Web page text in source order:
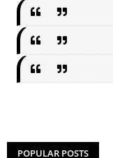
POPULAR POSTS